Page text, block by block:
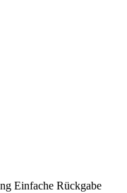
Einfache Rückgabe